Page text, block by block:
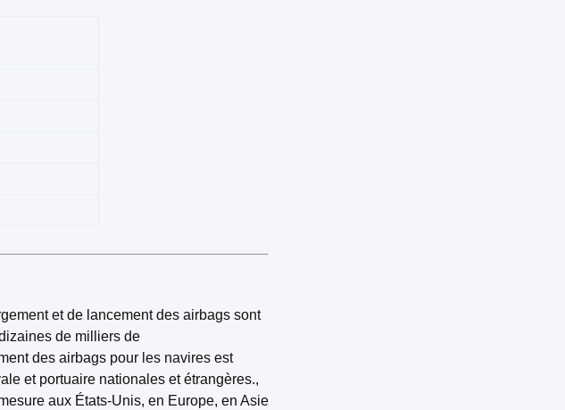
et de lancement des airbags sont
de milliers de
des airbags pour les navires est
et portuaire nationales et étrangères.,
aux États-Unis, en Europe, en Asie